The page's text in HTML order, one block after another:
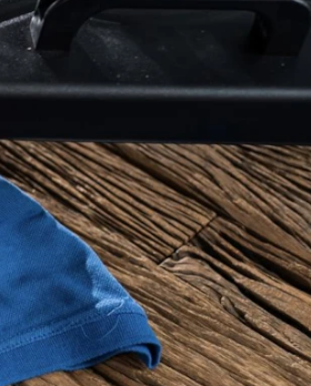
Conception
Promotion
Marketing
Numérique
Tous les services